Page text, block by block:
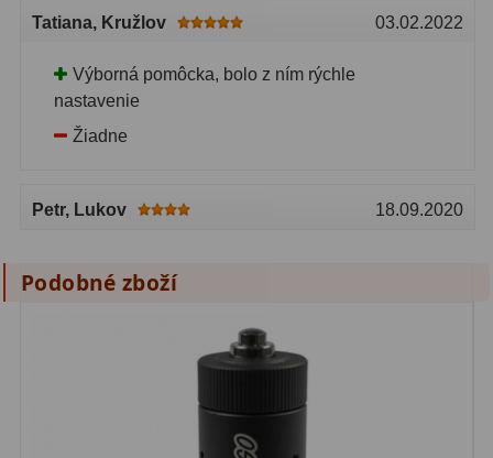
Pokročilé5
Profesionální9
Lupy69
Astronomická literatura
Tatiana, Kružlov 03.02.2022
Výborná pomôcka, bolo z ním rýchle
nastavenie
Žiadne
Petr, Lukov 18.09.2020
Podobné zboží